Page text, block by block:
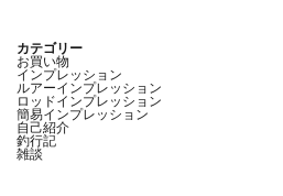
カテゴリー
お買い物
インプレッション
ルアーインプレッション
ロッドインプレッション
簡易インプレッション
自己紹介
釣行記
雑談